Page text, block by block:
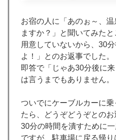
お宿の人に「あのぉ～、
ますか？」と聞いてみた
用意していないから、30
よ！」とのお返事でした。
即答で「じゃあ30分後に
は言うまでもありません。
ついでにケーブルカーに
たら、どうぞどうぞとのお
30分の時間を潰すために
ですが、駐車場に戻る帰